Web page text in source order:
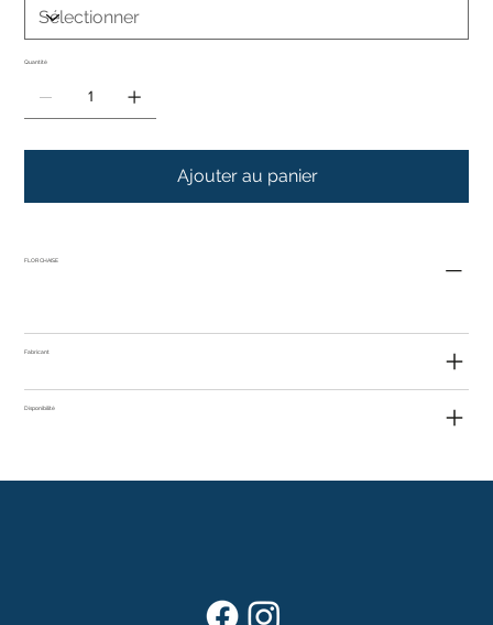
Quantité
Ajouter au panier
FLOR CHAISE
Fabricant
Disponibilité